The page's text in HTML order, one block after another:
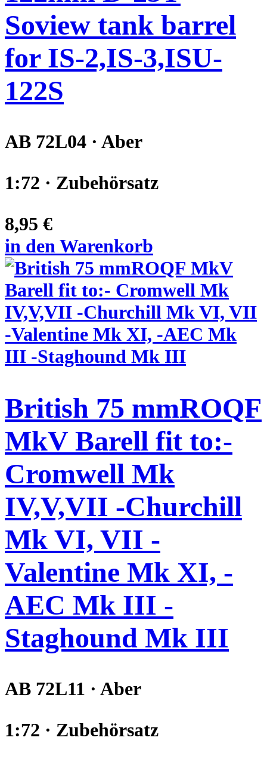
Soview tank barrel
for IS-2,IS-3,ISU-
122S
AB 72L04 · Aber
1:72 · Zubehörsatz
8,95 €
in den Warenkorb
British 75 mmROQF
MkV Barell fit to:-
Cromwell Mk
IV,V,VII -Churchill
Mk VI, VII -
Valentine Mk XI, -
AEC Mk III -
Staghound Mk III
AB 72L11 · Aber
1:72 · Zubehörsatz